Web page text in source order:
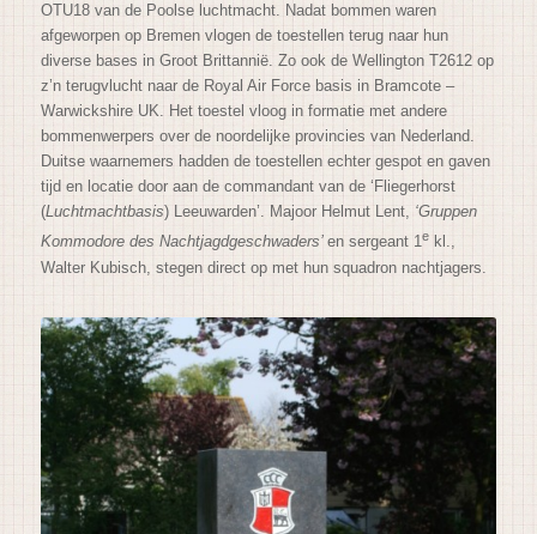
OTU18 van de Poolse luchtmacht. Nadat bommen waren
afgeworpen op Bremen vlogen de toestellen terug naar hun
diverse bases in Groot Brittannië. Zo ook de Wellington T2612 op
z’n terugvlucht naar de Royal Air Force basis in Bramcote –
Warwickshire UK. Het toestel vloog in formatie met andere
bommenwerpers over de noordelijke provincies van Nederland.
Duitse waarnemers hadden de toestellen echter gespot en gaven
tijd en locatie door aan de commandant van de ‘Fliegerhorst
(Luchtmachtbasis) Leeuwarden’. Majoor Helmut Lent, ‘Gruppen
Kommodore des Nachtjagdgeschwaders’ en sergeant 1ekl.,
Walter Kubisch, stegen direct op met hun squadron nachtjagers.